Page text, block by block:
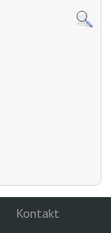
Kontakt